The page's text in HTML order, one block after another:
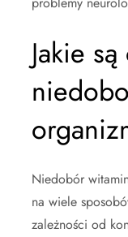
Jakie
Niedobór
na wiele
zależności od